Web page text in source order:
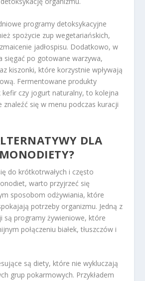
programy detoksykacyjne
spożycie zup wegetariańskich,
jadłospisu. Dodatkowo, w
sięgać po gotowane warzywa,
kiszonki, które korzystnie wpływają
Fermentowane produkty
kefir czy jogurt naturalny, to kolejna
się w menu podczas kuracji
DLA
do krótkotrwałych i często
warto przyjrzeć się
sposobom odżywiania, które
potrzeby organizmu. Jedną z
są programy żywieniowe, które
połączeniu białek, tłuszczów i
są diety, które nie wykluczają
grup pokarmowych. Przykładem